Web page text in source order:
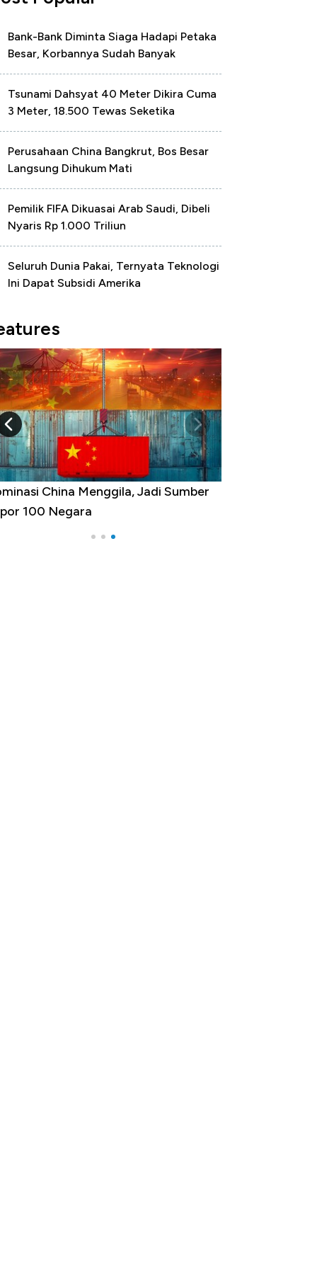
Bank-Bank Diminta Siaga Hadapi Petaka
Besar, Korbannya Sudah Banyak
Tsunami Dahsyat 40 Meter Dikira Cuma
3 Meter, 18.500 Tewas Seketika
Perusahaan China Bangkrut, Bos Besar
Langsung Dihukum Mati
Pemilik FIFA Dikuasai Arab Saudi, Dibeli
Nyaris Rp 1.000 Triliun
Seluruh Dunia Pakai, Ternyata Teknologi
Ini Dapat Subsidi Amerika
China Menggila, Jadi Sumber
100 Negara